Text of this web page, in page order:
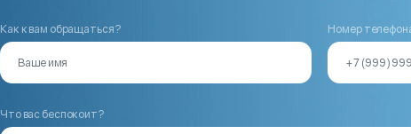
Как к вам обращаться? Номер
Что вас беспокоит?